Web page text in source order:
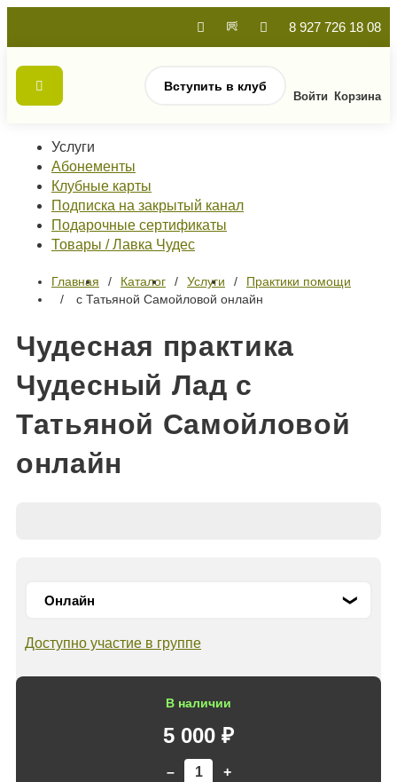
8 927 726 18 08
Вступить в клуб
Войти Корзина
Услуги
Абонементы
Клубные карты
Подписка на закрытый канал
Подарочные сертификаты
Товары / Лавка Чудес
Главная Каталог Услуги
Практики помощи
с Татьяной Самойловой онлайн
Чудесная практика
Чудесный Лад с
Татьяной Самойловой
онлайн
Доступно участие в группе
В наличии
5 000 ₽
– +